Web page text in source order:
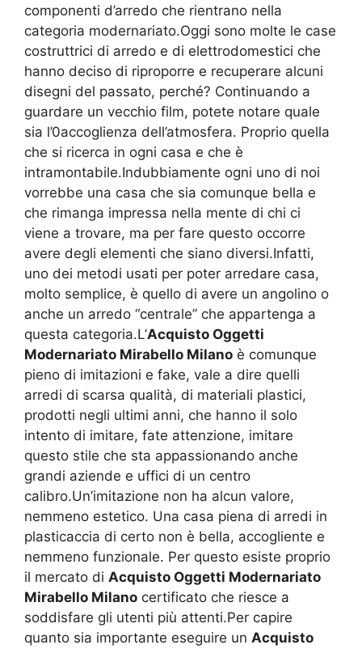
componenti d’arredo che rientrano nella
categoria modernariato.Oggi sono molte le case
costruttrici di arredo e di elettrodomestici che
hanno deciso di riproporre e recuperare alcuni
disegni del passato, perché? Continuando a
guardare un vecchio film, potete notare quale
sia l’0accoglienza dell’atmosfera. Proprio quella
che si ricerca in ogni casa e che è
intramontabile.Indubbiamente ogni uno di noi
vorrebbe una casa che sia comunque bella e
che rimanga impressa nella mente di chi ci
viene a trovare, ma per fare questo occorre
avere degli elementi che siano diversi.Infatti,
uno dei metodi usati per poter arredare casa,
molto semplice, è quello di avere un angolino o
anche un arredo “centrale” che appartenga a
questa categoria.L’Acquisto Oggetti
Modernariato Mirabello Milano è comunque
pieno di imitazioni e fake, vale a dire quelli
arredi di scarsa qualità, di materiali plastici,
prodotti negli ultimi anni, che hanno il solo
intento di imitare, fate attenzione, imitare
questo stile che sta appassionando anche
grandi aziende e uffici di un centro
calibro.Un’imitazione non ha alcun valore,
nemmeno estetico. Una casa piena di arredi in
plasticaccia di certo non è bella, accogliente e
nemmeno funzionale. Per questo esiste proprio
il mercato di Acquisto Oggetti Modernariato
Mirabello Milano certificato che riesce a
soddisfare gli utenti più attenti.Per capire
quanto sia importante eseguire un Acquisto